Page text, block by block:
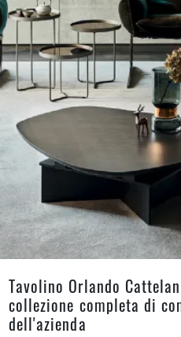
Tavolino Orlando
collezione completa di
dell'azienda